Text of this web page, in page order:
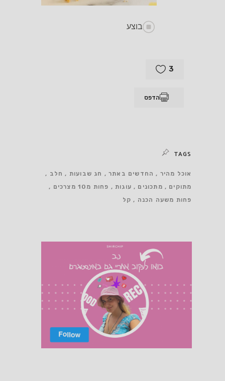
בוצע
3
הדפס
TAGS
אוכל מהיר החדשים באתר חג שבועות
חלב
מתוקים
מתכונים עוגות
פחות מ10 מצרכים
פחות משעה הכנה
קל